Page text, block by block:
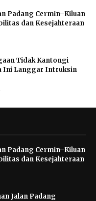
Padang Cermin–Kiluan
dan Kesejahteraan
Tidak Kantongi
Ini Langgar Intruksin
Padang Cermin–Kiluan
dan Kesejahteraan
Jalan Padang